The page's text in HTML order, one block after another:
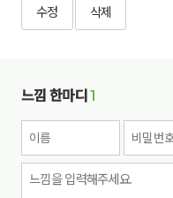
수정 삭제
느낌 한마디1